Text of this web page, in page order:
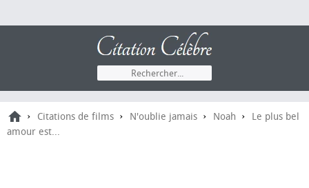
› Citations de films › N'oublie jamais › Noah ›
Le plus bel
amour est...